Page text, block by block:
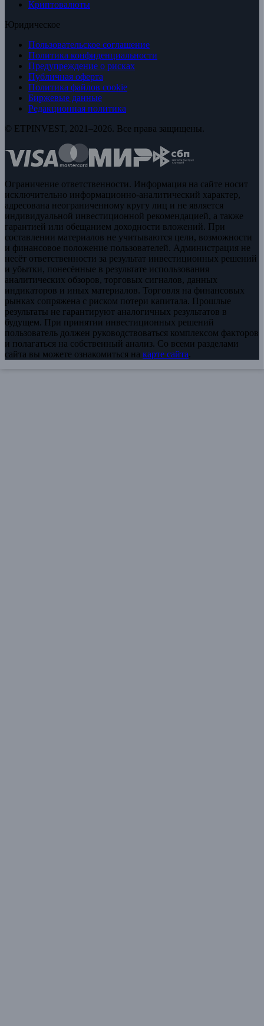
Криптовалюты
Юридическое
Пользовательское соглашение
Политика конфиденциальности
Предупреждение о рисках
Публичная оферта
Политика файлов cookie
Биржевые данные
Редакционная политика
© ETPINVEST, 2021–2026. Все права защищены.
Ограничение ответственности. Информация на сайте носит
исключительно информационно-аналитический характер,
адресована неограниченному кругу лиц и не является
индивидуальной инвестиционной рекомендацией, а также
гарантией или обещанием доходности вложений. При
составлении материалов не учитываются цели, возможности
и финансовое положение пользователей. Администрация не
несёт ответственности за результат инвестиционных решений
и убытки, понесённые в результате использования
аналитических обзоров, торговых сигналов, данных
индикаторов и иных материалов. Торговля на финансовых
рынках сопряжена с риском потери капитала. Прошлые
результаты не гарантируют аналогичных результатов в
будущем. При принятии инвестиционных решений
пользователь должен руководствоваться комплексом факторов
и полагаться на собственный анализ. Со всеми разделами
сайта вы можете ознакомиться на карте сайта.